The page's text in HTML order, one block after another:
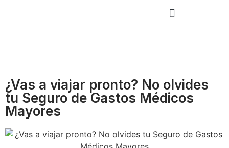
¿Vas a viajar pronto? No olvides
tu Seguro de Gastos Médicos
Mayores